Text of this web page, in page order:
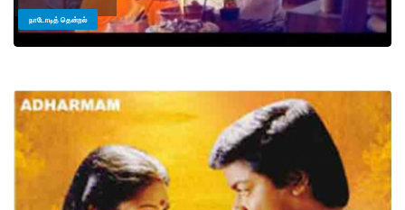
நாடோடித் தென்றல்